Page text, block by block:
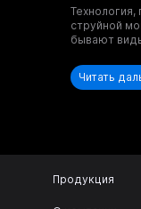
струйной
бывают
Читать
Продукция